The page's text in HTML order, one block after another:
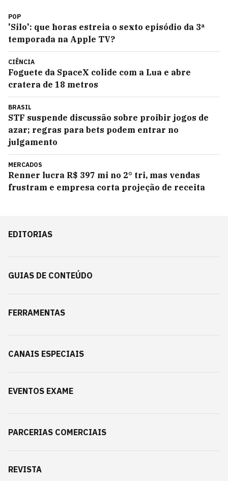
POP
'Silo': que horas estreia o sexto episódio da 3ª
temporada na Apple TV?
CIÊNCIA
Foguete da SpaceX colide com a Lua e abre
cratera de 18 metros
BRASIL
STF suspende discussão sobre proibir jogos de
azar; regras para bets podem entrar no
julgamento
MERCADOS
Renner lucra R$ 397 mi no 2° tri, mas vendas
frustram e empresa corta projeção de receita
EDITORIAS
GUIAS DE CONTEÚDO
FERRAMENTAS
CANAIS ESPECIAIS
EVENTOS EXAME
PARCERIAS COMERCIAIS
REVISTA